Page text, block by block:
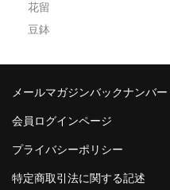
花留
豆鉢
メールマガジンバックナンバー
会員ログインページ
プライバシーポリシー
特定商取引法に関する記述